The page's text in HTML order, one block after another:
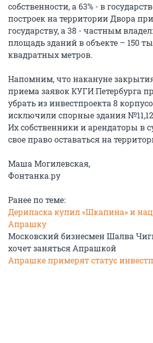
собственности, а 63% - в
построек на территории Двора
государству, а 38 - частным
площадь зданий в объекте – 150
квадратных метров.
Напомним, что накануне
приема заявок КУГИ Петербурга
убрать из инвестпроекта 8
исключили спорные здания
Их собственники и арендаторы в
свое право оставаться на
Маша Могилевская,
Фонтанка.ру
Ранее по теме:
Дерипаска купил «Шкапина» и
Апрашку
Московский бизнесмен Шалва
хочет заняться Апрашкой
Апрашке примерят статус